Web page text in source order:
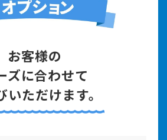
お客様の
ズに合わせて
いただけます。